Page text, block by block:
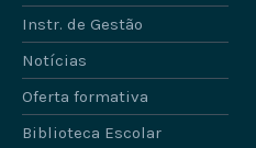
Instr. de Gestão
Notícias
Oferta formativa
Biblioteca Escolar